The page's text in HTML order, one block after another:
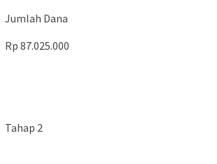
Jumlah Dana
Rp 87.025.000
Tahap 2